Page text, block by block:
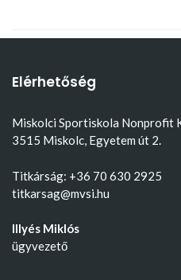
Elérhetőség
Miskolci Sportiskola Nonprofit
3515 Miskolc, Egyetem út 2.
Titkárság: +36 70 630 2925
titkarsag@mvsi.hu
Illyés Miklós
ügyvezető